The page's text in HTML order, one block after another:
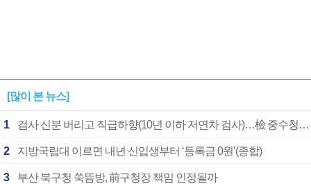
[많이 본 뉴스]
1 검사 신분 버리고 직급하향(10년 이하 저연차 검사)…檢 중수청행 기피
2 지방국립대 이르면 내년 신입생부터 ‘등록금 0원’(종합)
3 부산 북구청 쑥뜸방, 前구청장 책임 인정될까